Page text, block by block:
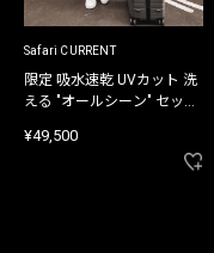
Safari CURRENT
限定 吸水速乾 UVカット 洗
える "オールシーン" セット
¥49,500